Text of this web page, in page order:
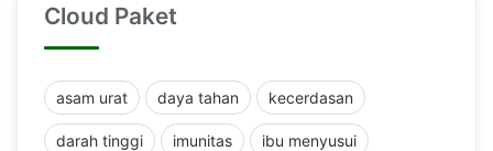
Cloud Paket
asam urat daya tahan kecerdasan
darah tinggi imunitas ibu menyusui